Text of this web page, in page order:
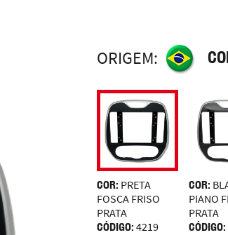
ORIGEM:
COR: PRETA
FOSCA FRISO
PRATA
CÓDIGO: 4219
COR:
PIANO
PRATA
CÓDIGO: